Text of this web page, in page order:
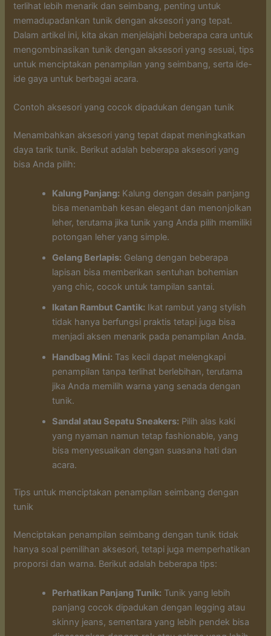
terlihat lebih menarik dan seimbang, penting untuk
memadupadankan tunik dengan aksesori yang tepat.
Dalam artikel ini, kita akan menjelajahi beberapa cara untuk
mengombinasikan tunik dengan aksesori yang sesuai, tips
untuk menciptakan penampilan yang seimbang, serta ide-
ide gaya untuk berbagai acara.
Contoh aksesori yang cocok dipadukan dengan tunik
Menambahkan aksesori yang tepat dapat meningkatkan
daya tarik tunik. Berikut adalah beberapa aksesori yang
bisa Anda pilih:
Kalung Panjang: Kalung dengan desain panjang
bisa menambah kesan elegant dan menonjolkan
leher, terutama jika tunik yang Anda pilih memiliki
potongan leher yang simple.
Gelang Berlapis: Gelang dengan beberapa
lapisan bisa memberikan sentuhan bohemian
yang chic, cocok untuk tampilan santai.
Ikatan Rambut Cantik: Ikat rambut yang stylish
tidak hanya berfungsi praktis tetapi juga bisa
menjadi aksen menarik pada penampilan Anda.
Handbag Mini: Tas kecil dapat melengkapi
penampilan tanpa terlihat berlebihan, terutama
jika Anda memilih warna yang senada dengan
tunik.
Sandal atau Sepatu Sneakers: Pilih alas kaki
yang nyaman namun tetap fashionable, yang
bisa menyesuaikan dengan suasana hati dan
acara.
Tips untuk menciptakan penampilan seimbang dengan
tunik
Menciptakan penampilan seimbang dengan tunik tidak
hanya soal pemilihan aksesori, tetapi juga memperhatikan
proporsi dan warna. Berikut adalah beberapa tips:
Perhatikan Panjang Tunik: Tunik yang lebih
panjang cocok dipadukan dengan legging atau
skinny jeans, sementara yang lebih pendek bisa